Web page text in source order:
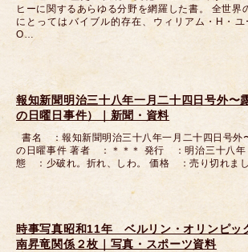
ヒーに関するあらゆる分野を網羅した書。 全世界
にとってはバイブル的存在、ウィリアム・H・
O…
報知新聞明治三十八年一月二十四日号外〜
の日曜日事件）｜新聞・資料
書名 ：報知新聞明治三十八年一月二十四日号外
の日曜事件 著者 ：＊＊＊ 発行 ：明治三十八
態 ：少破れ。折れ、しわ。 価格 ：売り切れまし
時事写真昭和11年 ベルリン・オリンピッ
南昇竜関係２枚｜写真・スポーツ資料